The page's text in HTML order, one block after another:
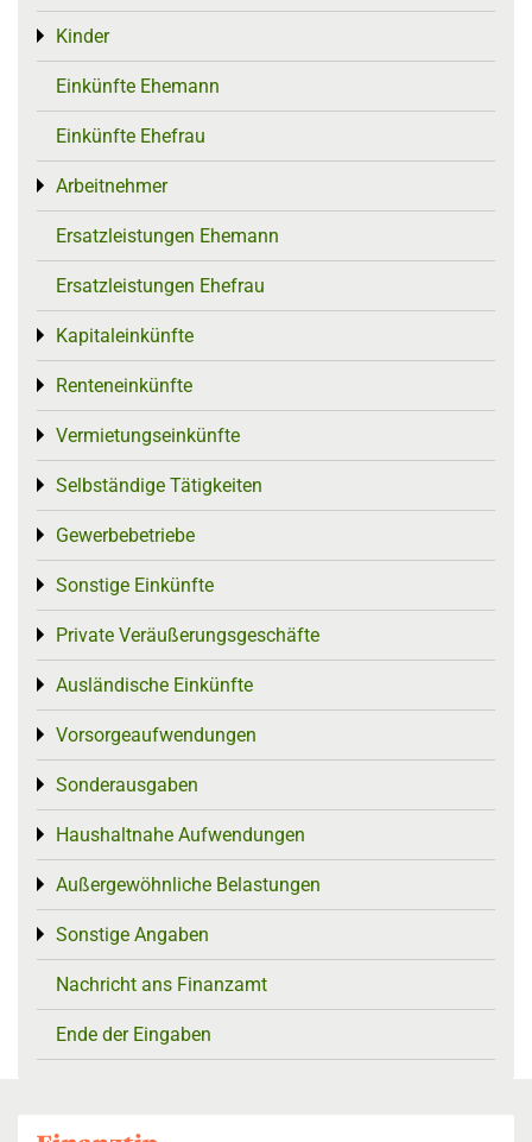
Kinder
Toggle menu
Einkünfte Ehemann
Einkünfte Ehefrau
Arbeitnehmer
Toggle menu
Ersatzleistungen Ehemann
Ersatzleistungen Ehefrau
Kapitaleinkünfte
Toggle menu
Renteneinkünfte
Toggle menu
Vermietungseinkünfte
Toggle menu
Selbständige Tätigkeiten
Toggle menu
Gewerbebetriebe
Toggle menu
Sonstige Einkünfte
Toggle menu
Private Veräußerungsgeschäfte
Toggle menu
Ausländische Einkünfte
Toggle menu
Vorsorgeaufwendungen
Toggle menu
Sonderausgaben
Toggle menu
Haushaltnahe Aufwendungen
Toggle menu
Außergewöhnliche Belastungen
Toggle menu
Sonstige Angaben
Toggle menu
Nachricht ans Finanzamt
Ende der Eingaben